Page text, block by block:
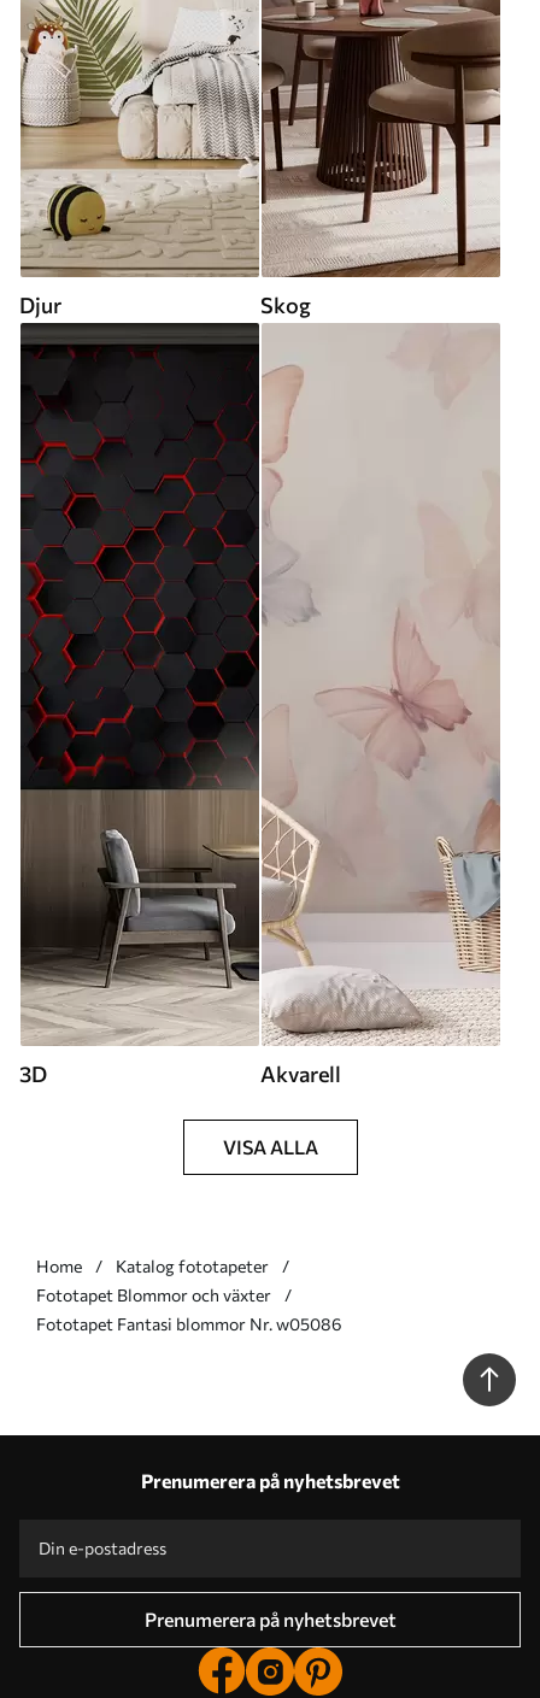
Djur Skog
3D Akvarell
VISA ALLA
Home
Katalog fototapeter
Fototapet Blommor och växter
Fototapet Fantasi blommor Nr. w05086
Prenumerera på nyhetsbrevet
Prenumerera på nyhetsbrevet